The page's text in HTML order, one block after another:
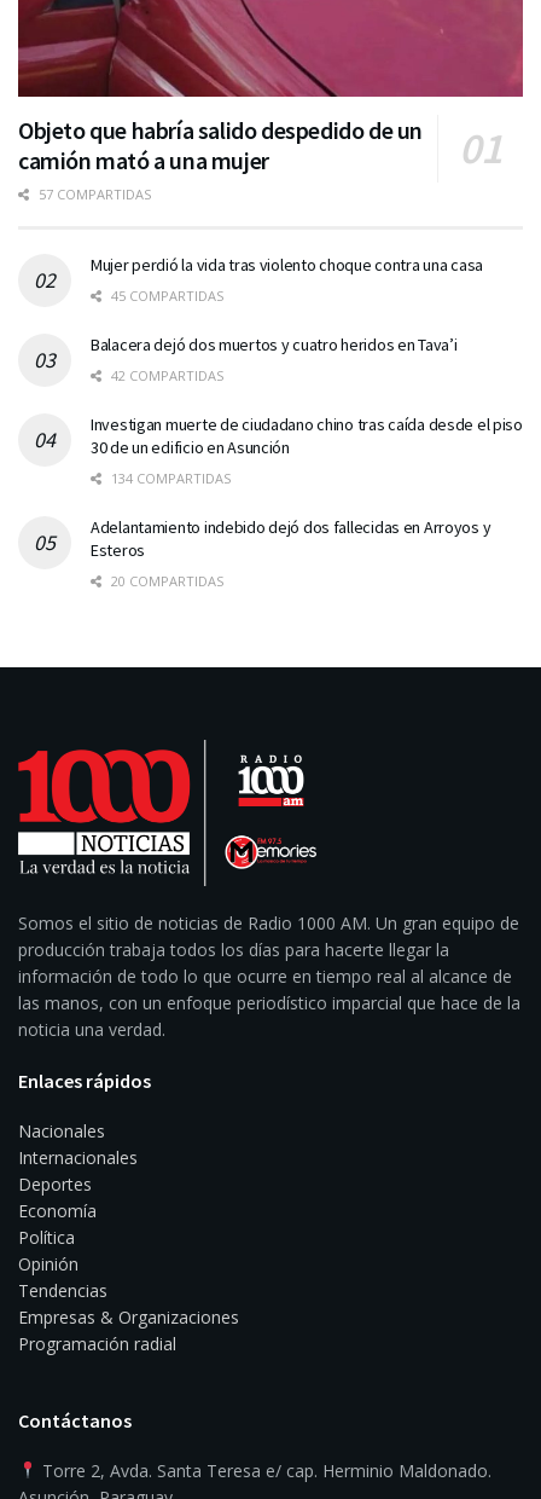
Objeto que habría salido despedido de un
camión mató a una mujer
57 COMPARTIDAS
Mujer perdió la vida tras violento choque contra una casa
45 COMPARTIDAS
Balacera dejó dos muertos y cuatro heridos en Tava’i
42 COMPARTIDAS
Investigan muerte de ciudadano chino tras caída desde el piso
30 de un edificio en Asunción
134 COMPARTIDAS
Adelantamiento indebido dejó dos fallecidas en Arroyos y
Esteros
20 COMPARTIDAS
Somos el sitio de noticias de Radio 1000 AM. Un gran equipo de
producción trabaja todos los días para hacerte llegar la
información de todo lo que ocurre en tiempo real al alcance de
las manos, con un enfoque periodístico imparcial que hace de la
noticia una verdad.
Enlaces rápidos
Nacionales
Internacionales
Deportes
Economía
Política
Opinión
Tendencias
Empresas & Organizaciones
Programación radial
Contáctanos
Torre 2, Avda. Santa Teresa e/ cap. Herminio Maldonado.